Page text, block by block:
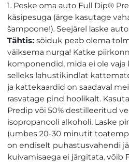
1. Peske oma auto Full Dip®
käsipesuga (ärge kasutage
šampoone!). Seejärel laske
Tähtis: sõiduk peab olema
väiksema nurga! Katke
komponendid, mida ei ole vaja
selleks lahustikindlat
ja kattekaardid on saadaval
rasvatage pind hoolikalt.
Predip või 50% destilleeritud
isopropanooli alkoholi. Laske
(umbes 20-30 minutit
on endiselt puhastusvahendi
kuivamisaega ei järgitata, võib